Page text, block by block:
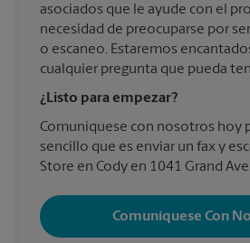
asociados que le ayude con el
necesidad de preocuparse por
o escaneo. Estaremos
cualquier pregunta que pueda
¿Listo para empezar?
Comuníquese con nosotros hoy
sencillo que es enviar un fax y
Store en Cody en 1041 Grand Ave.
Comuníquese Con